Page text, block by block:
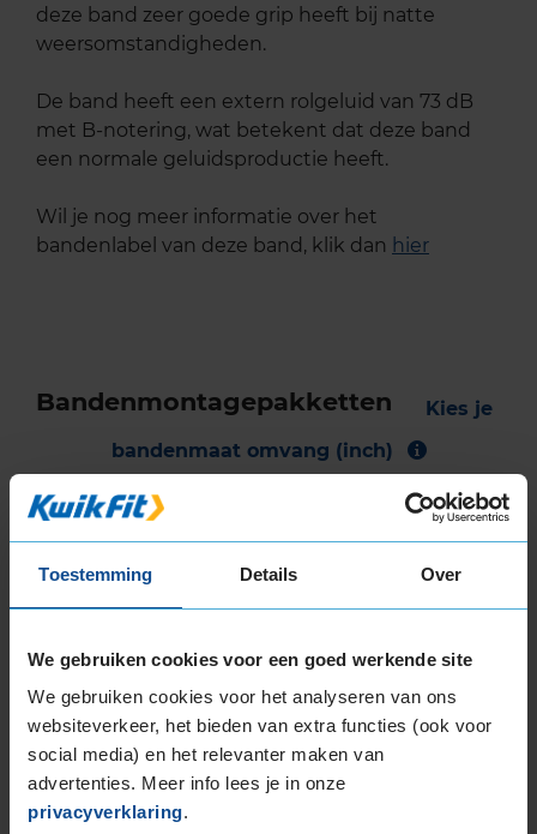
Toestemming Details Over
We gebruiken cookies voor een goed werkende site
We gebruiken cookies voor het analyseren van ons
websiteverkeer, het bieden van extra functies (ook voor
social media) en het relevanter maken van
advertenties. Meer info lees je in onze
privacyverklaring.
deze band zeer goede grip heeft bij natte
weersomstandigheden.
De band heeft een extern rolgeluid van 73 dB
met B-notering, wat betekent dat deze band
een normale geluidsproductie heeft.
Wil je nog meer informatie over het
bandenlabel van deze band, klik dan hier
Bandenmontagepakketten
Kies je
bandenmaat omvang (inch)
Montage Veilig & Zeker
Per band € 40,-
Montage
Ventiel of TPMS service